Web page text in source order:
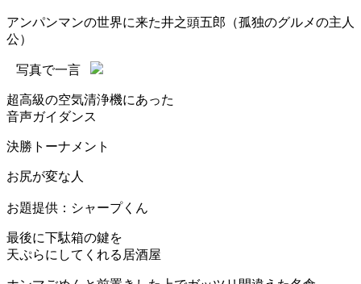
アンパンマンの世界に来た井之頭五郎（孤独のグルメの主人
公）
写真で一言
超高級の空気清浄機にあった
音声ガイダンス
決勝トーナメント
お尻が変な人
お題提供：シャープくん
最後に下駄箱の鍵を
天ぷらにしてくれる居酒屋